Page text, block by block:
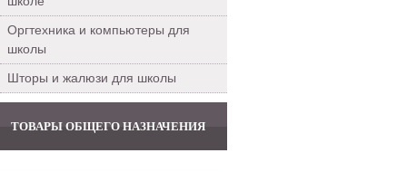
Оргтехника и компьютеры для
школы
Шторы и жалюзи для школы
ТОВАРЫ ОБЩЕГО НАЗНАЧЕНИЯ